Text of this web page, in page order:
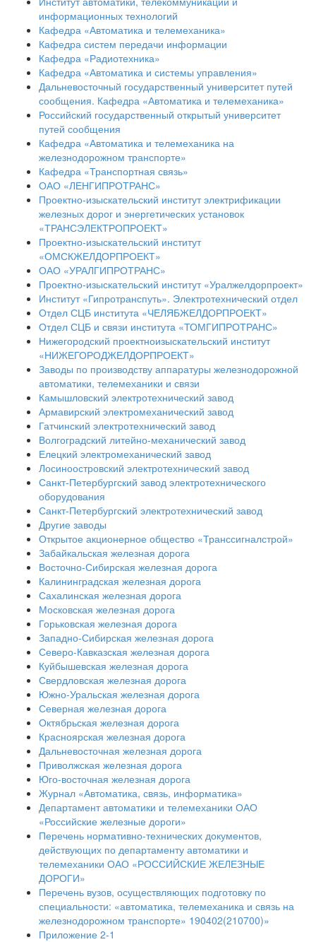
информационных технологий
Кафедра «Автоматика и телемеханика»
Кафедра систем передачи информации
Кафедра «Радиотехника»
Кафедра «Автоматика и системы управления»
Дальневосточный государственный университет путей
сообщения. Кафедра «Автоматика и телемеханика»
Российский государственный открытый университет
путей сообщения
Кафедра «Автоматика и телемеханика на
железнодорожном транспорте»
Кафедра «Транспортная связь»
ОАО «ЛЕНГИПРОТРАНС»
Проектно-изыскательский институт электрификации
железных дорог и энергетических установок
«ТРАНСЭЛЕКТРОПРОЕКТ»
Проектно-изыскательский институт
«ОМСКЖЕЛДОРПРОЕКТ»
ОАО «УРАЛГИПРОТРАНС»
Проектно-изыскательский институт «Уралжелдорпроект»
Институт «Гипротранспуть». Электротехнический отдел
Отдел СЦБ института «ЧЕЛЯБЖЕЛДОРПРОЕКТ»
Отдел СЦБ и связи института «ТОМГИПРОТРАНС»
Нижегородский проектноизыскательский институт
«НИЖЕГОРОДЖЕЛДОРПРОЕКТ»
Заводы по производству аппаратуры железнодорожной
автоматики, телемеханики и связи
Камышловский электротехнический завод
Армавирский электромеханический завод
Гатчинский электротехнический завод
Волгоградский литейно-механический завод
Елецкий электромеханический завод
Лосиноостровский электротехнический завод
Санкт-Петербургский завод электротехнического
оборудования
Санкт-Петербургский электротехнический завод
Другие заводы
Открытое акционерное общество «Транссигналстрой»
Забайкальская железная дорога
Восточно-Сибирская железная дорога
Калининградская железная дорога
Сахалинская железная дорога
Московская железная дорога
Горьковская железная дорога
Западно-Сибирская железная дорога
Северо-Кавказская железная дорога
Куйбышевская железная дорога
Свердловская железная дорога
Южно-Уральская железная дорога
Северная железная дорога
Октябрьская железная дорога
Красноярская железная дорога
Дальневосточная железная дорога
Приволжская железная дорога
Юго-восточная железная дорога
Журнал «Автоматика, связь, информатика»
Департамент автоматики и телемеханики ОАО
«Российские железные дороги»
Перечень нормативно-технических документов,
действующих по департаменту автоматики и
телемеханики ОАО «РОССИЙСКИЕ ЖЕЛЕЗНЫЕ
ДОРОГИ»
Перечень вузов, осуществляющих подготовку по
специальности: «автоматика, телемеханика и связь на
железнодорожном транспорте» 190402(210700)»
Приложение 2-1